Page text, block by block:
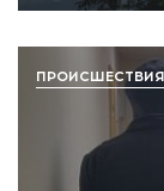
ПРОИСШЕСТВИЯ